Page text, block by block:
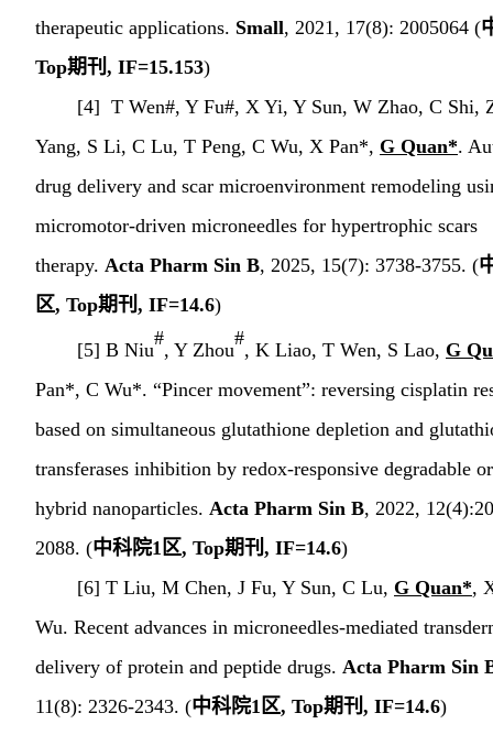
therapeutic applications. Small, 2021, 17(8): 2005064 (
Top期刊, IF=15.153)
[4] T Wen#, Y Fu#, X Yi, Y Sun, W Zhao, C Shi, Z
Yang, S Li, C Lu, T Peng, C Wu, X Pan*, G Quan*.
drug delivery and scar microenvironment remodeling
micromotor-driven microneedles for hypertrophic scars
therapy. Acta Pharm Sin B, 2025, 15(7): 3738-3755. (
区, Top期刊, IF=14.6)
[5] B Niu
#
, Y Zhou
#
, K Liao, T Wen, S Lao, G
Pan*, C Wu*. “Pincer movement”: reversing cisplatin
based on simultaneous glutathione depletion and
transferases inhibition by redox-responsive degradable
hybrid nanoparticles. Acta Pharm Sin B, 2022,
2088. (中科院1 区, Top期刊, IF=14.6)
[6] T Liu, M Chen, J Fu, Y Sun, C Lu, G Quan*,
Wu. Recent advances in microneedles-mediated
delivery of protein and peptide drugs. Acta Pharm Sin
11(8): 2326-2343. (中科院1 区, Top期刊, IF=14.6)